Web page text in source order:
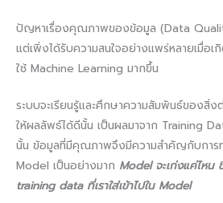
ปัญหาเรื่องคุณภาพของข้อมูล (Data
แต่เพิ่งได้รับความสนใจอย่างแพร่หลายเมื่อ
ใช้ Machine Learning มากขึ้น
ระบบจะเรียนรู้และศึกษาความสัมพันธ์ของสิ่
ให้ผลลัพธ์ได้ดีนั้น เป็นผลมาจาก Training
นั้น ข้อมูลที่มีคุณภาพจึงมีความสำคัญกับการ
Model เป็นอย่างมาก Model จะเก่งแค่ไห
training data ที่เราใส่เข้าไปใน Model